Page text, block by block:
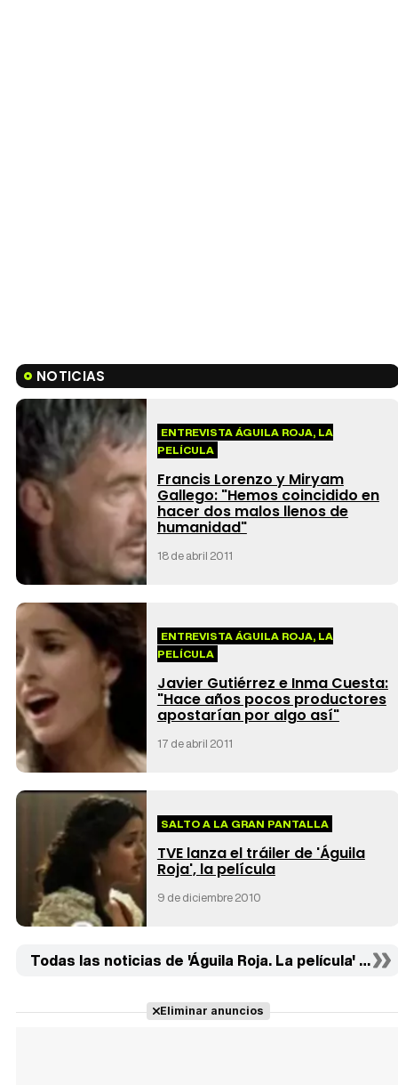
NOTICIAS
ENTREVISTA ÁGUILA ROJA, LA
PELÍCULA
Francis Lorenzo y Miryam
Gallego: "Hemos coincidido en
hacer dos malos llenos de
humanidad"
18 de abril 2011
ENTREVISTA ÁGUILA ROJA, LA
PELÍCULA
Javier Gutiérrez e Inma Cuesta:
"Hace años pocos productores
apostarían por algo así"
17 de abril 2011
SALTO A LA GRAN PANTALLA
TVE lanza el tráiler de 'Águila
Roja', la película
9 de diciembre 2010
Todas las noticias de 'Águila Roja. La película' (3)
Eliminar anuncios